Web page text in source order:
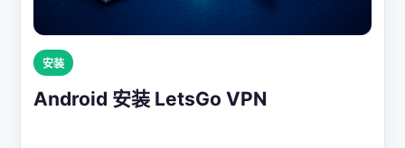
安装
Android 安装 LetsGo VPN